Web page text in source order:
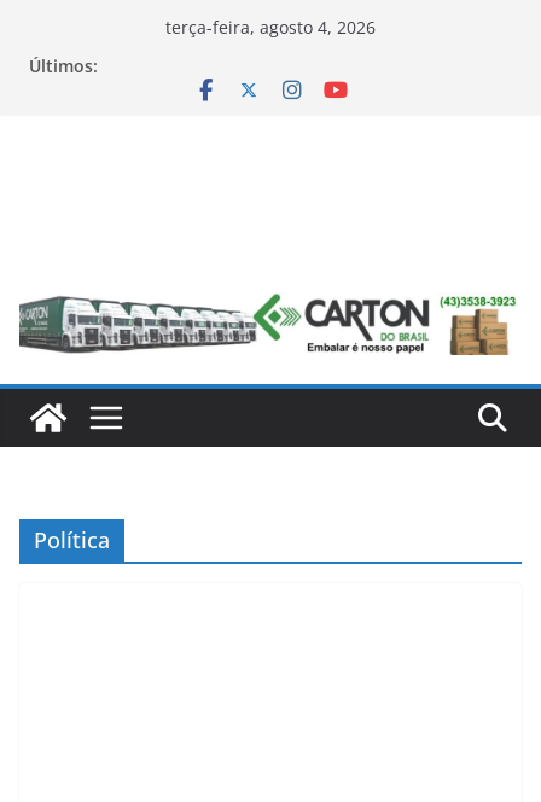
terça-feira, agosto 4, 2026
Últimos:
Política